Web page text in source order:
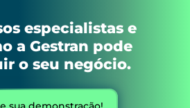
especialistas e
a Gestran pode
o seu negócio.